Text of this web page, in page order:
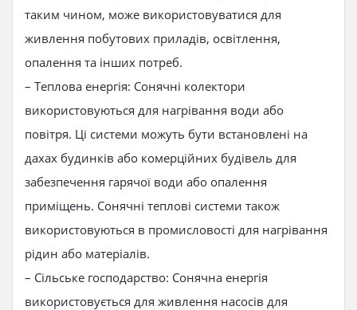
таким чином, може використовуватися для
живлення побутових приладів, освітлення,
опалення та інших потреб.
– Теплова енергія: Сонячні колектори
використовуються для нагрівання води або
повітря. Ці системи можуть бути встановлені на
дахах будинків або комерційних будівель для
забезпечення гарячої води або опалення
приміщень. Сонячні теплові системи також
використовуються в промисловості для нагрівання
рідин або матеріалів.
– Сільське господарство: Сонячна енергія
використовується для живлення насосів для